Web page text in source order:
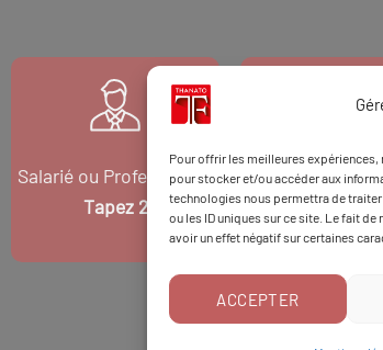
Pour offrir les meilleures
pour stocker et/ou accéder aux
technologies nous permettra de
ou les ID uniques sur ce site. Le fait
avoir un effet négatif sur certaines
ACCEPTER
Salarié ou Professionnel
Tapez 2
Tapez 3